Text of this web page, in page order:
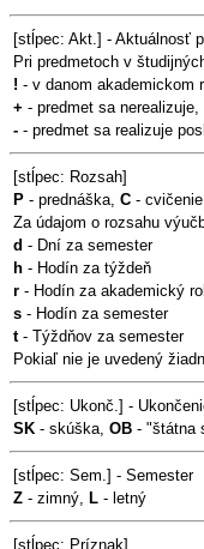
[stĺpec: Akt.] - Aktuálnosť
Pri predmetoch v
! - v danom akademickom
+ - predmet sa
- - predmet sa realizuje
[stĺpec: Rozsah]
P - prednáška, C -
Za údajom o rozsahu
d - Dní za semester
h - Hodín za týždeň
r - Hodín za akademický
s - Hodín za semester
t- Týždňov za semester
Pokiaľ nie je uvedený
[stĺpec: Ukonč.] -
SK - skúška, OB - "štátna
[stĺpec: Sem.] - Semester
Z - zimný, L - letný
[stĺpec: Príznak]